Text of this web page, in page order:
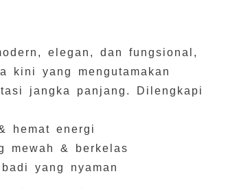
elegan, dan fungsional,
kini yang mengutamakan
jangka panjang. Dilengkapi
hemat energi
mewah & berkelas
yang nyaman